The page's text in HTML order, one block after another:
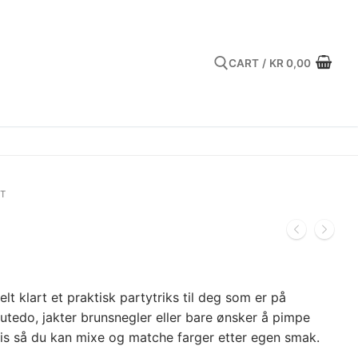
CART / KR 0,00
klart et praktisk partytriks til deg som er på
jakter brunsnegler eller bare ønsker å pimpe
så du kan mixe og matche farger etter egen smak.